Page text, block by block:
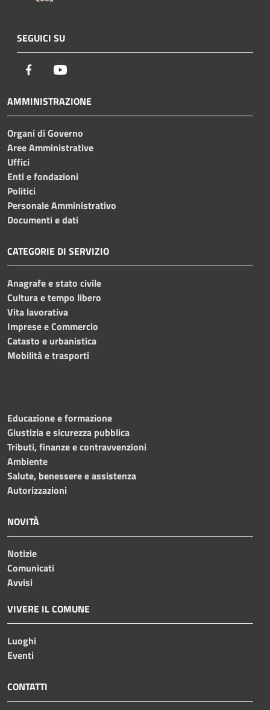
SEGUICI SU
Facebook
AMMINISTRAZIONE
Organi di Governo
Aree Amministrative
Uffici
Enti e fondazioni
Politici
Personale Amministrativo
Documenti e dati
CATEGORIE DI SERVIZIO
Anagrafe e stato civile
Cultura e tempo libero
Vita lavorativa
Imprese e Commercio
Catasto e urbanistica
Mobilità e trasporti
Educazione e formazione
Giustizia e sicurezza pubblica
Tributi, finanze e contravvenzioni
Ambiente
Salute, benessere e assistenza
Autorizzazioni
NOVITÀ
Notizie
Comunicati
Avvisi
VIVERE IL COMUNE
Luoghi
Eventi
CONTATTI